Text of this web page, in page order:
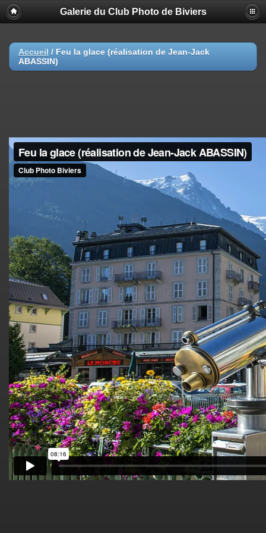
Galerie du Club Photo de Biviers
Accueil / Feu la glace (réalisation de Jean-Jack
ABASSIN)